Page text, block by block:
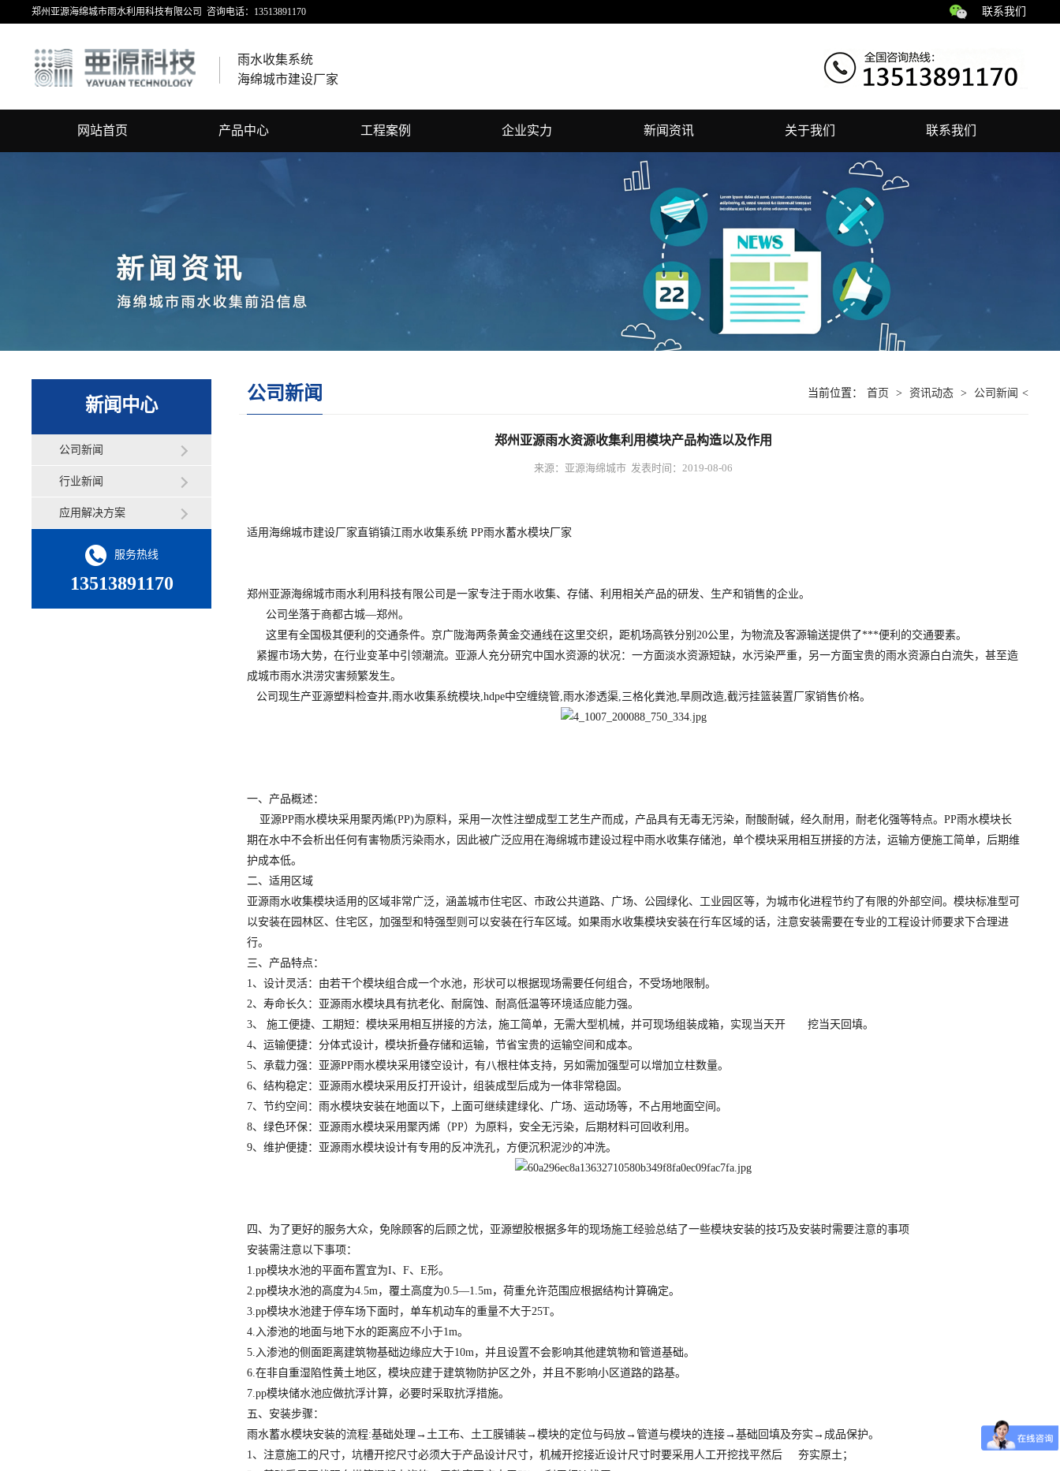
郑州亚源海绵城市雨水利用科技有限公司 咨询电话：13513891170 联系我们
雨水收集系统
海绵城市建设厂家
网站首页 产品中心 工程案例 企业实力 新闻资讯 关于我们 联系我们
新闻中心
公司新闻
行业新闻
应用解决方案
服务热线
13513891170
公司新闻 当前位置： 首页 > 资讯动态 > 公司新闻 <
郑州亚源雨水资源收集利用模块产品构造以及作用
来源：亚源海绵城市 发表时间：2019-08-06
适用海绵城市建设厂家直销镇江雨水收集系统 PP雨水蓄水模块厂家
郑州亚源海绵城市雨水利用科技有限公司是一家专注于雨水收集、存储、利用相关产品的研发、生产和销售的企业。
公司坐落于商都古城—郑州。
这里有全国极其便利的交通条件。京广陇海两条黄金交通线在这里交织，距机场高铁分别20公里，为物流及客源输送提供了***便利的交通要素。
紧握市场大势，在行业变革中引领潮流。亚源人充分研究中国水资源的状况：一方面淡水资源短缺，水污染严重，另一方面宝贵的雨水资源白白流失，甚至造
成城市雨水洪涝灾害频繁发生。
公司现生产亚源塑料检查井,雨水收集系统模块,hdpe中空缠绕管,雨水渗透渠,三格化粪池,旱厕改造,截污挂篮装置厂家销售价格。
一、产品概述：
亚源PP雨水模块采用聚丙烯(PP)为原料，采用一次性注塑成型工艺生产而成，产品具有无毒无污染，耐酸耐碱，经久耐用，耐老化强等特点。PP雨水模块长
期在水中不会析出任何有害物质污染雨水，因此被广泛应用在海绵城市建设过程中雨水收集存储池，单个模块采用相互拼接的方法，运输方便施工简单，后期维
护成本低。
二、适用区域
亚源雨水收集模块适用的区域非常广泛，涵盖城市住宅区、市政公共道路、广场、公园绿化、工业园区等，为城市化进程节约了有限的外部空间。模块标准型可
以安装在园林区、住宅区，加强型和特强型则可以安装在行车区域。如果雨水收集模块安装在行车区域的话，注意安装需要在专业的工程设计师要求下合理进
行。
三、产品特点：
1、设计灵活：由若干个模块组合成一个水池，形状可以根据现场需要任何组合，不受场地限制。
2、寿命长久：亚源雨水模块具有抗老化、耐腐蚀、耐高低温等环境适应能力强。
3、 施工便捷、工期短：模块采用相互拼接的方法，施工简单，无需大型机械，并可现场组装成箱，实现当天开 挖当天回填。
4、运输便捷：分体式设计，模块折叠存储和运输，节省宝贵的运输空间和成本。
5、承载力强：亚源PP雨水模块采用镂空设计，有八根柱体支持，另如需加强型可以增加立柱数量。
6、结构稳定：亚源雨水模块采用反打开设计，组装成型后成为一体非常稳固。
7、节约空间：雨水模块安装在地面以下，上面可继续建绿化、广场、运动场等，不占用地面空间。
8、绿色环保：亚源雨水模块采用聚丙烯（PP）为原料，安全无污染，后期材料可回收利用。
9、维护便捷：亚源雨水模块设计有专用的反冲洗孔，方便沉积泥沙的冲洗。
四、为了更好的服务大众，免除顾客的后顾之忧，亚源塑胶根据多年的现场施工经验总结了一些模块安装的技巧及安装时需要注意的事项
安装需注意以下事项：
1.pp模块水池的平面布置宜为I、F、E形。
2.pp模块水池的高度为4.5m，覆土高度为0.5—1.5m，荷重允许范围应根据结构计算确定。
3.pp模块水池建于停车场下面时，单车机动车的重量不大于25T。
4.入渗池的地面与地下水的距离应不小于1m。
5.入渗池的侧面距离建筑物基础边缘应大于10m，并且设置不会影响其他建筑物和管道基础。
6.在非自重湿陷性黄土地区，模块应建于建筑物防护区之外，并且不影响小区道路的路基。
7.pp模块储水池应做抗浮计算，必要时采取抗浮措施。
五、安装步骤：
雨水蓄水模块安装的流程:基础处理→土工布、土工膜铺装→模块的定位与码放→管道与模块的连接→基础回填及夯实→成品保护。
1、注意施工的尺寸，坑槽开挖尺寸必须大于产品设计尺寸，机械开挖接近设计尺寸时要采用人工开挖找平然后 夯实原土；